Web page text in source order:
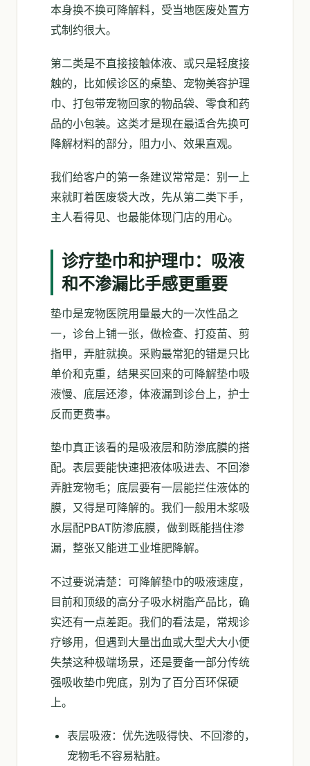
本身换不换可降解料，受当地医废处置方
式制约很大。
第二类是不直接接触体液、或只是轻度接
触的，比如候诊区的桌垫、宠物美容护理
巾、打包带宠物回家的物品袋、零食和药
品的小包装。这类才是现在最适合先换可
降解材料的部分，阻力小、效果直观。
我们给客户的第一条建议常常是：别一上
来就盯着医废袋大改，先从第二类下手，
主人看得见、也最能体现门店的用心。
诊疗垫巾和护理巾：吸液
和不渗漏比手感更重要
垫巾是宠物医院用量最大的一次性品之
一，诊台上铺一张，做检查、打疫苗、剪
指甲，弄脏就换。采购最常犯的错是只比
单价和克重，结果买回来的可降解垫巾吸
液慢、底层还渗，体液漏到诊台上，护士
反而更费事。
垫巾真正该看的是吸液层和防渗底膜的搭
配。表层要能快速把液体吸进去、不回渗
弄脏宠物毛；底层要有一层能拦住液体的
膜，又得是可降解的。我们一般用木浆吸
水层配PBAT防渗底膜，做到既能挡住渗
漏，整张又能进工业堆肥降解。
不过要说清楚：可降解垫巾的吸液速度，
目前和顶级的高分子吸水树脂产品比，确
实还有一点差距。我们的看法是，常规诊
疗够用，但遇到大量出血或大型犬大小便
失禁这种极端场景，还是要备一部分传统
强吸收垫巾兜底，别为了百分百环保硬
上。
表层吸液：优先选吸得快、不回渗的，
宠物毛不容易粘脏。